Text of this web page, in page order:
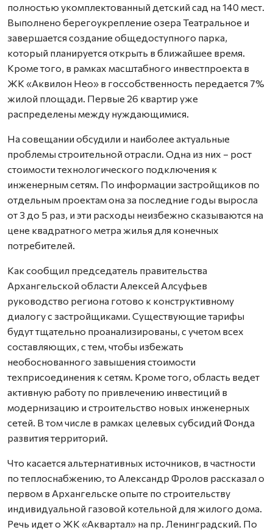
полностью укомплектованный детский сад на 140 мест.
Выполнено берегоукрепление озера Театральное и
завершается создание общедоступного парка,
который планируется открыть в ближайшее время.
Кроме того, в рамках масштабного инвестпроекта в
ЖК «Аквилон Нео» в госсобственность передается 7%
жилой площади. Первые 26 квартир уже
распределены между нуждающимися.
На совещании обсудили и наиболее актуальные
проблемы строительной отрасли. Одна из них – рост
стоимости технологического подключения к
инженерным сетям. По информации застройщиков по
отдельным проектам она за последние годы выросла
от 3 до 5 раз, и эти расходы неизбежно сказываются на
цене квадратного метра жилья для конечных
потребителей.
Как сообщил председатель правительства
Архангельской области Алексей Алсуфьев
руководство региона готово к конструктивному
диалогу с застройщиками. Существующие тарифы
будут тщательно проанализированы, с учетом всех
составляющих, с тем, чтобы избежать
необоснованного завышения стоимости
техприсоединения к сетям. Кроме того, область ведет
активную работу по привлечению инвестиций в
модернизацию и строительство новых инженерных
сетей. В том числе в рамках целевых субсидий Фонда
развития территорий.
Что касается альтернативных источников, в частности
по теплоснабжению, то Александр Фролов рассказал о
первом в Архангельске опыте по строительству
индивидуальной газовой котельной для жилого дома.
Речь идет о ЖК «Аквартал» на пр. Ленинградский. По